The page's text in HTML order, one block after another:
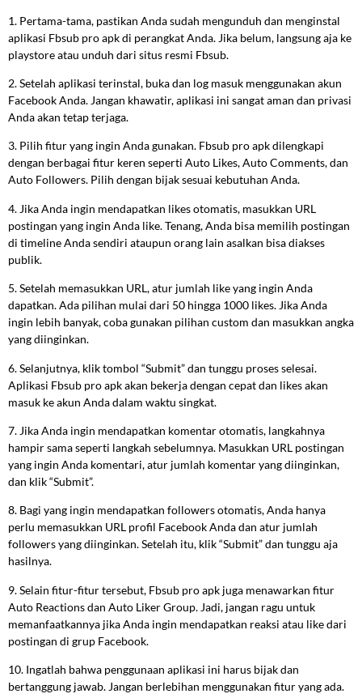
1. Pertama-tama, pastikan Anda sudah mengunduh dan menginstal
aplikasi Fbsub pro apk di perangkat Anda. Jika belum, langsung aja ke
playstore atau unduh dari situs resmi Fbsub.
2. Setelah aplikasi terinstal, buka dan log masuk menggunakan akun
Facebook Anda. Jangan khawatir, aplikasi ini sangat aman dan privasi
Anda akan tetap terjaga.
3. Pilih fitur yang ingin Anda gunakan. Fbsub pro apk dilengkapi
dengan berbagai fitur keren seperti Auto Likes, Auto Comments, dan
Auto Followers. Pilih dengan bijak sesuai kebutuhan Anda.
4. Jika Anda ingin mendapatkan likes otomatis, masukkan URL
postingan yang ingin Anda like. Tenang, Anda bisa memilih postingan
di timeline Anda sendiri ataupun orang lain asalkan bisa diakses
publik.
5. Setelah memasukkan URL, atur jumlah like yang ingin Anda
dapatkan. Ada pilihan mulai dari 50 hingga 1000 likes. Jika Anda
ingin lebih banyak, coba gunakan pilihan custom dan masukkan angka
yang diinginkan.
6. Selanjutnya, klik tombol “Submit” dan tunggu proses selesai.
Aplikasi Fbsub pro apk akan bekerja dengan cepat dan likes akan
masuk ke akun Anda dalam waktu singkat.
7. Jika Anda ingin mendapatkan komentar otomatis, langkahnya
hampir sama seperti langkah sebelumnya. Masukkan URL postingan
yang ingin Anda komentari, atur jumlah komentar yang diinginkan,
dan klik “Submit”.
8. Bagi yang ingin mendapatkan followers otomatis, Anda hanya
perlu memasukkan URL profil Facebook Anda dan atur jumlah
followers yang diinginkan. Setelah itu, klik “Submit” dan tunggu aja
hasilnya.
9. Selain fitur-fitur tersebut, Fbsub pro apk juga menawarkan fitur
Auto Reactions dan Auto Liker Group. Jadi, jangan ragu untuk
memanfaatkannya jika Anda ingin mendapatkan reaksi atau like dari
postingan di grup Facebook.
10. Ingatlah bahwa penggunaan aplikasi ini harus bijak dan
bertanggung jawab. Jangan berlebihan menggunakan fitur yang ada.